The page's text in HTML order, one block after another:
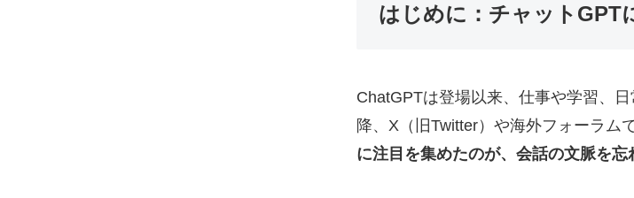
はじめに：チャットGPT
ChatGPTは登場以来、仕事や学習、
降、X（旧Twitter）や海外フォーラム
に注目を集めたのが、会話の文脈を忘